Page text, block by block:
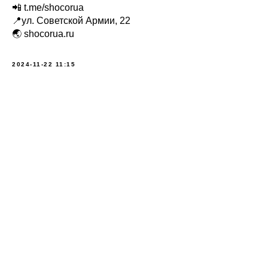
📲 t.me/shocorua
📍ул. Советской Армии, 22
🌏 shocorua.ru
2024-11-22 11:15